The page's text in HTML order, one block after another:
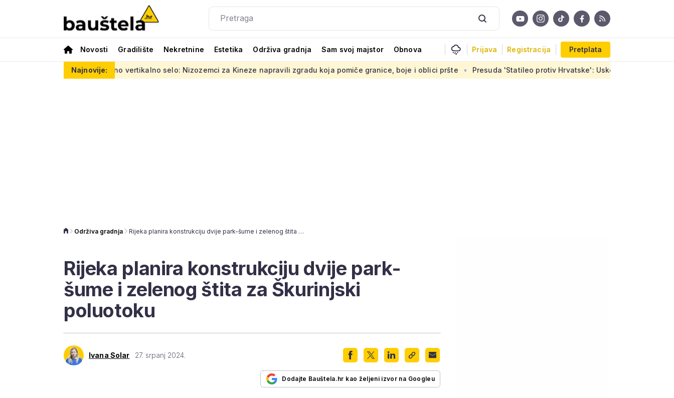
Novosti Gradilište Nekretnine Estetika Održiva gradnja Sam svoj majstor Obnova Prijava Registracija Pretplata
Najnovije:
Šareno vertikalno selo: Nizozemci za Kineze napravili zgradu koja pomiče granice, boje i oblici pršte Presuda 'Statileo protiv Hrvatske': Uskoro završetak stanova u
Održiva gradnja Rijeka planira konstrukciju dvije park-šume i zelenog štita za Škurinjski poluotoku
Rijeka planira konstrukciju dvije park-
šume i zelenog štita za Škurinjski
poluotoku
Ivana Solar 27. srpanj 2024.
Dodajte Bauštela.hr kao željeni izvor na Googleu